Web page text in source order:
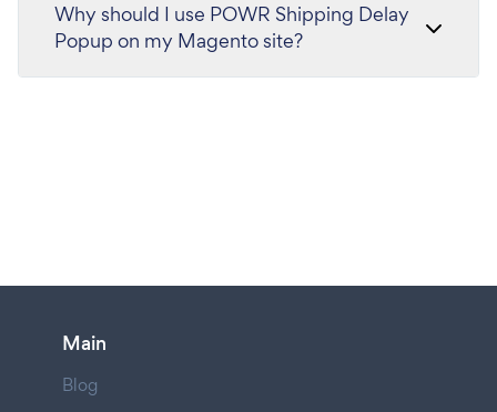
Why should I use POWR Shipping Delay
Popup on my Magento site?
Main
Blog